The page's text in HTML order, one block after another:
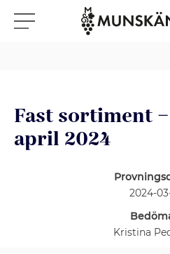
Klicka för meny
Fast sortiment
april 2024
2024-
Kristina